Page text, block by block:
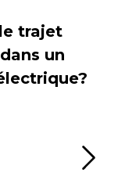
trajet
un